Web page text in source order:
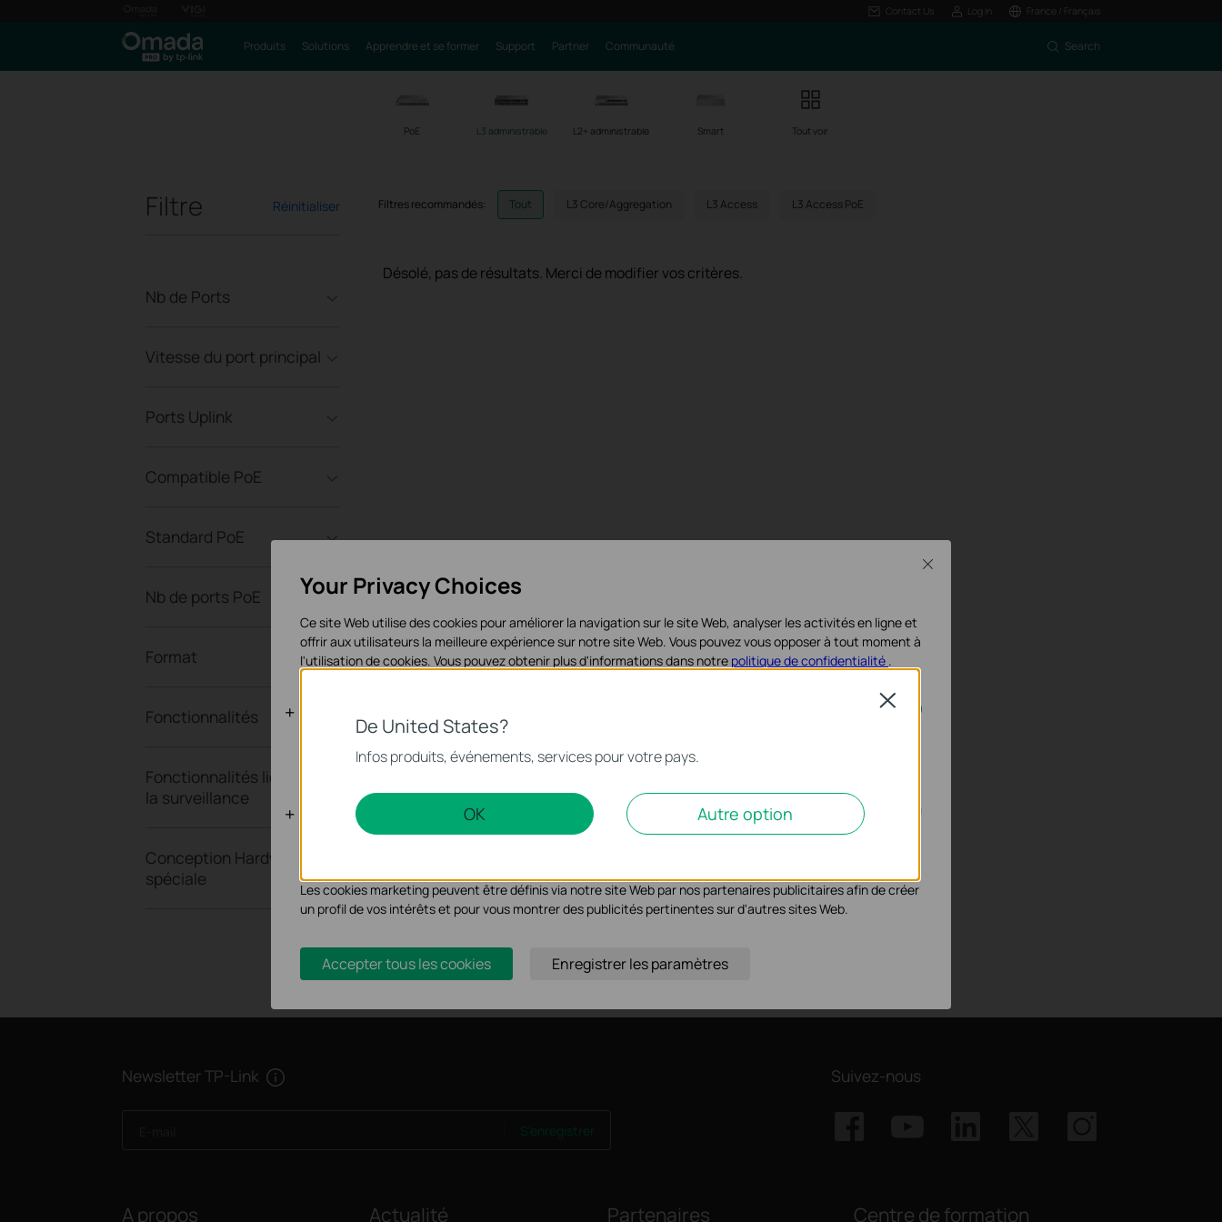
Contact Us Log In France / Français
Produits Solutions Apprendre et se former Support Partner Communauté Search
PoE L3 administrable L2+ administrable Smart Tout voir
Réinitialiser
Filtre
Nb de Ports
Vitesse du port principal
Ports Uplink
Compatible PoE
Standard PoE
Nb de ports PoE
Format
Fonctionnalités
Fonctionnalités liées à
la surveillance
Conception Hardware
spéciale
Filtres recommandés: Tout L3 Core/Aggregation L3 Access L3 Access PoE
Désolé, pas de résultats. Merci de modifier vos critères.
Newsletter TP-Link Suivez-nous
A propos Actualité Partenaires Centre de formation
De United States?
Infos produits, événements, services pour votre pays.
OK Autre option
Close
Your Privacy Choices
Ce site Web utilise des cookies pour améliorer la navigation sur le site Web, analyser les activités en ligne et
offrir aux utilisateurs la meilleure expérience sur notre site Web. Vous pouvez vous opposer à tout moment à
l'utilisation de cookies. Vous pouvez obtenir plus d'informations dans notre politique de confidentialité .
systèmes.
Cookies d'analyse et marketing
Les cookies marketing peuvent être définis via notre site Web par nos partenaires publicitaires afin de créer
un profil de vos intérêts et pour vous montrer des publicités pertinentes sur d'autres sites Web.
Accepter tous les cookies Enregistrer les paramètres
Close